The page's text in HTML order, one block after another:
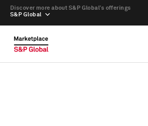
S&P Global
Discover more about S&P Global’s offerings